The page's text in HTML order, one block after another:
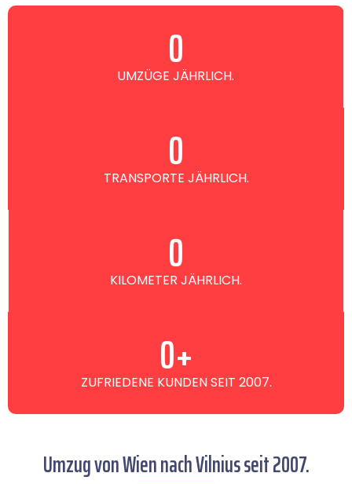
UMZÜGE JÄHRLICH.
0
TRANSPORTE JÄHRLICH.
0
KILOMETER JÄHRLICH.
0
ZUFRIEDENE KUNDEN SEIT 2007.
0+
Umzug von Wien nach Vilnius seit 2007.